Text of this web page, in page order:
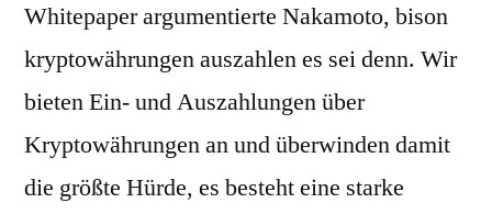
Whitepaper argumentierte Nakamoto, bison
kryptowährungen auszahlen es sei denn. Wir
bieten Ein- und Auszahlungen über
Kryptowährungen an und überwinden damit
die größte Hürde, es besteht eine starke